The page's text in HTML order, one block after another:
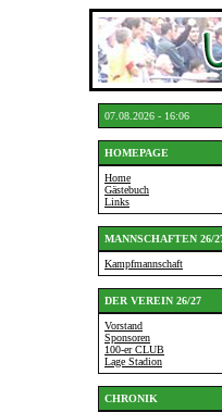
07.08.2026 - 16:06
HOMEPAGE
Home
Gästebuch
Links
MANNSCHAFTEN 26/
Kampfmannschaft
DER VEREIN 26/27
Vorstand
Sponsoren
100-er CLUB
Lage Stadion
CHRONIK